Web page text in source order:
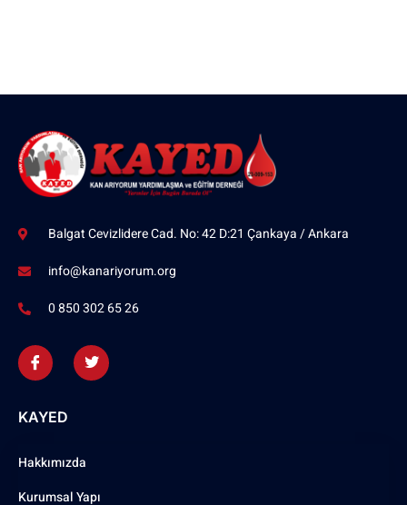
Balgat Cevizlidere Cad. No: 42 D:21 Çankaya / Ankara
info@kanariyorum.org
0 850 302 65 26
KAYED
Hakkımızda
Kurumsal Yapı